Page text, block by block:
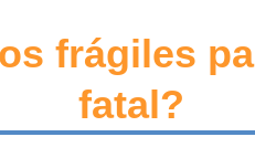
frágiles
fatal?